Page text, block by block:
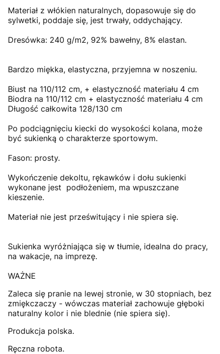
Materiał z włókien naturalnych, dopasowuje się do
sylwetki, poddaje się, jest trwały, oddychający.
Dresówka: 240 g/m2, 92% bawełny, 8% elastan.
Bardzo miękka, elastyczna, przyjemna w noszeniu.
Biust na 110/112 cm, + elastyczność materiału 4 cm
Biodra na 110/112 cm + elastyczność materiału 4 cm
Długość całkowita 128/130 cm
Po podciągnięciu kiecki do wysokości kolana, może
być sukienką o charakterze sportowym.
Fason: prosty.
Wykończenie dekoltu, rękawków i dołu sukienki
wykonane jest podłożeniem, ma wpuszczane
kieszenie.
Materiał nie jest prześwitujący i nie spiera się.
Sukienka wyróżniająca się w tłumie, idealna do pracy,
na wakacje, na imprezę.
WAŻNE
Zaleca się pranie na lewej stronie, w 30 stopniach, bez
zmiękczaczy - wówczas materiał zachowuje głęboki
naturalny kolor i nie blednie (nie spiera się).
Produkcja polska.
Ręczna robota.